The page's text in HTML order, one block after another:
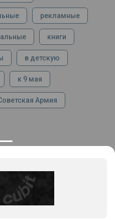
рекламные
книги
в детскую
к 9 мая
Армия
ПРОДУКЦИЯ
Каталог